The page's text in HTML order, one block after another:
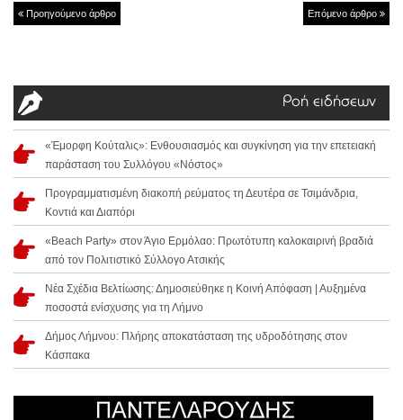
Προηγούμενο άρθρο Επόμενο άρθρο
Ροή ειδήσεων
«Έμορφη Κούταλις»: Ενθουσιασμός και συγκίνηση για την επετειακή
παράσταση του Συλλόγου «Νόστος»
Προγραμματισμένη διακοπή ρεύματος τη Δευτέρα σε Τσιμάνδρια,
Κοντιά και Διαπόρι
«Beach Party» στον Άγιο Ερμόλαο: Πρωτότυπη καλοκαιρινή βραδιά
από τον Πολιτιστικό Σύλλογο Ατσικής
Νέα Σχέδια Βελτίωσης: Δημοσιεύθηκε η Κοινή Απόφαση | Αυξημένα
ποσοστά ενίσχυσης για τη Λήμνο
Δήμος Λήμνου: Πλήρης αποκατάσταση της υδροδότησης στον
Κάσπακα